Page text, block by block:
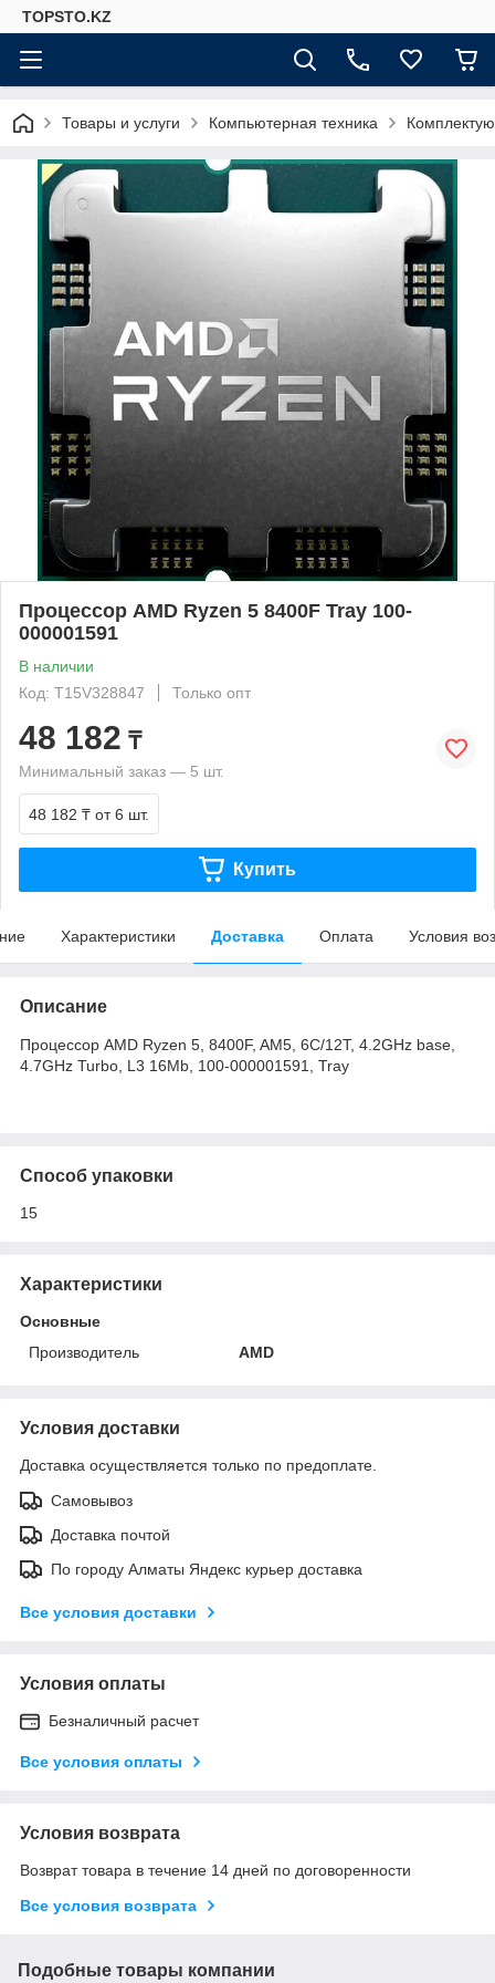
TOPSTO.KZ
Товары и услуги Компьютерная техника
Процессор AMD Ryzen 5 8400F Tray 100-
000001591
В наличии
Код: T15V328847
Только опт
48 182 ₸
Минимальный заказ — 5 шт.
48 182 ₸ от 6 шт.
Купить
Характеристики Доставка Оплата Условия
Описание
Процессор AMD Ryzen 5, 8400F, AM5, 6C/12T, 4.2GHz base,
4.7GHz Turbo, L3 16Mb, 100-000001591, Tray
Способ упаковки
15
Характеристики
Основные
Производитель
AMD
Условия доставки
Доставка осуществляется только по предоплате.
Самовывоз
Доставка почтой
По городу Алматы Яндекс курьер доставка
Все условия доставки
Условия оплаты
Безналичный расчет
Все условия оплаты
Условия возврата
Возврат товара в течение 14 дней по договоренности
Все условия возврата
Подобные товары компании